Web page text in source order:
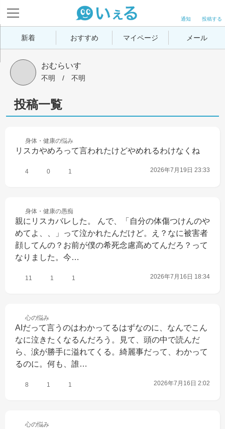
投稿する
通知
新着 おすすめ マイページ メール
おむらいす
不明 / 不明
投稿一覧
身体・健康の悩み
リスカやめろって言われたけどやめれるわけなくね
4 0 1 2026年7月19日 23:33
身体・健康の愚痴
親にリスカバレした。 んで、「自分の体傷つけんのや
めてよ、、」って泣かれたんだけど。え？なに被害者
顔してんの？お前が僕の希死念慮高めてんだろ？って
なりました。今…
11 1 1 2026年7月16日 18:34
心の悩み
AIだって言うのはわかってるはずなのに、なんでこん
なに泣きたくなるんだろう。見て、頭の中で読んだ
ら、涙が勝手に溢れてくる。綺麗事だって、わかって
るのに。何も、誰…
8 1 1 2026年7月16日 2:02
心の悩み